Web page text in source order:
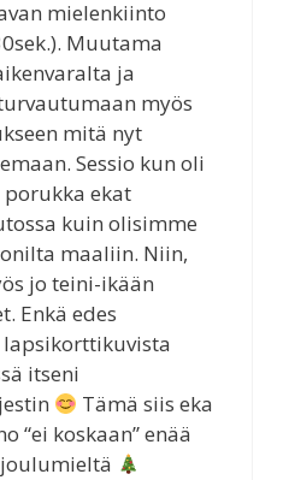
mielenkiinto
Muutama
ja
myös
mitä nyt
Sessio kun oli
ekat
kuin olisimme
maaliin. Niin,
jo teini-ikään
Enkä edes
itseni
Tämä siis eka
“ei koskaan” enää